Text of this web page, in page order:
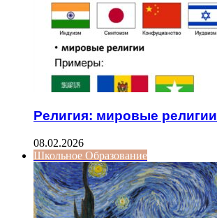
Религия: мировые религии
08.02.2026
Школьное Образование